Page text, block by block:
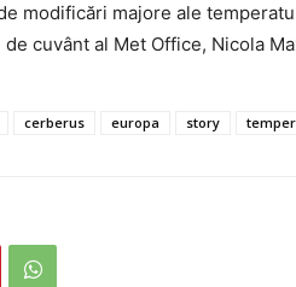
modificări majore ale
cuvânt al Met Office, Nicola
cerberus europa story